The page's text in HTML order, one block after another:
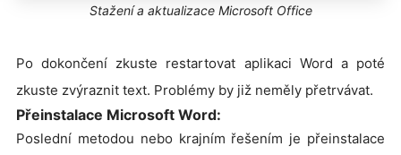
Stažení a aktualizace Microsoft Office
Po dokončení zkuste restartovat aplikaci Word a poté
zkuste zvýraznit text. Problémy by již neměly přetrvávat.
Přeinstalace Microsoft Word:
Poslední metodou nebo krajním řešením je přeinstalace